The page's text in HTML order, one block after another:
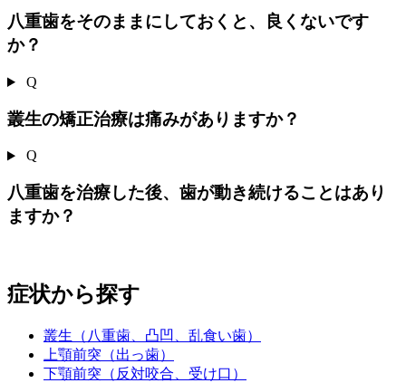
八重歯をそのままにしておくと、良くないです
か？
Q
叢生の矯正治療は痛みがありますか？
Q
八重歯を治療した後、歯が動き続けることはあり
ますか？
症状から探す
叢生（八重歯、凸凹、乱食い歯）
上顎前突（出っ歯）
下顎前突（反対咬合、受け口）